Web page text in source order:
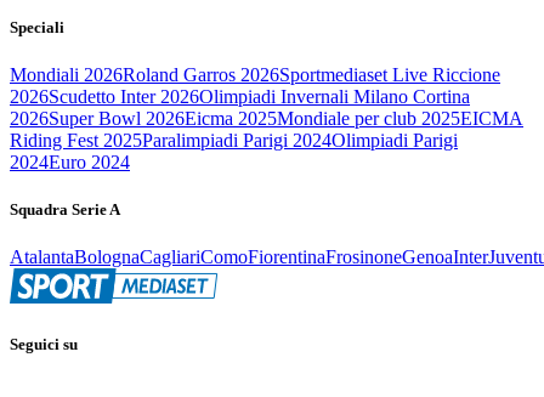
Speciali
Mondiali 2026Roland Garros 2026Sportmediaset Live Riccione
2026Scudetto Inter 2026Olimpiadi Invernali Milano Cortina
2026Super Bowl 2026Eicma 2025Mondiale per club 2025EICMA
Riding Fest 2025Paralimpiadi Parigi 2024Olimpiadi Parigi
2024Euro 2024
Squadra Serie A
AtalantaBolognaCagliariComoFiorentinaFrosinoneGenoaInter
Seguici su